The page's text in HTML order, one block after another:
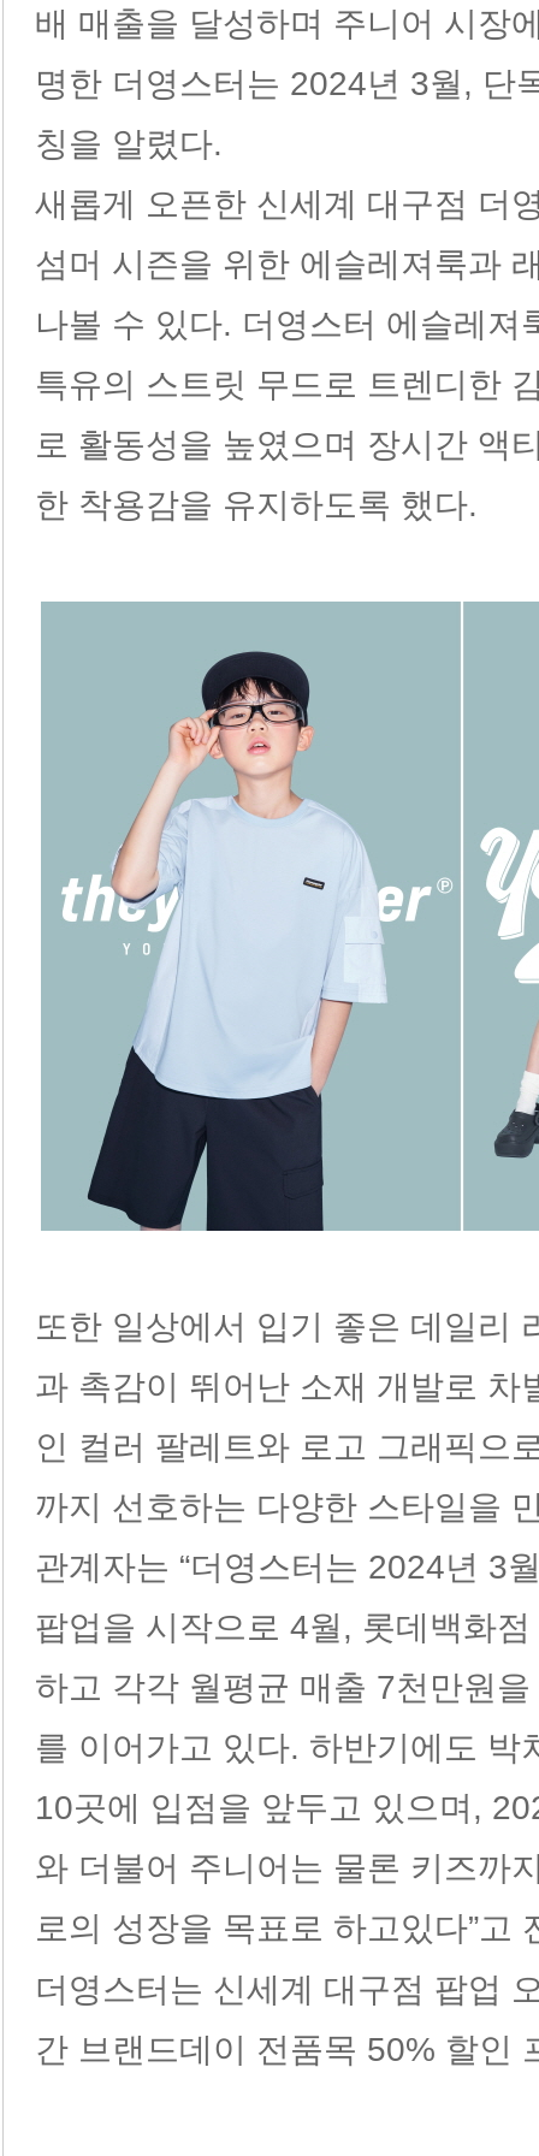
배 매출을 달성하며 주니어 시장
명한 더영스터는 2024년 3월, 단
칭을 알렸다.
새롭게 오픈한 신세계 대구점 더
섬머 시즌을 위한 에슬레져룩과
나볼 수 있다. 더영스터 에슬레져
특유의 스트릿 무드로 트렌디한
로 활동성을 높였으며 장시간 액
한 착용감을 유지하도록 했다.
또한 일상에서 입기 좋은 데일리
과 촉감이 뛰어난 소재 개발로 차
인 컬러 팔레트와 로고 그래픽으
까지 선호하는 다양한 스타일을
관계자는 “더영스터는 2024년 3
팝업을 시작으로 4월, 롯데백화
하고 각각 월평균 매출 7천만원
를 이어가고 있다. 하반기에도 박
10곳에 입점을 앞두고 있으며,
와 더불어 주니어는 물론 키즈까
로의 성장을 목표로 하고있다”고
더영스터는 신세계 대구점 팝업
간 브랜드데이 전품목 50% 할인